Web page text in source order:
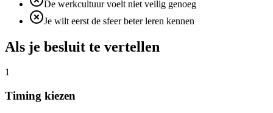
De werkcultuur voelt niet veilig genoeg
Je wilt eerst de sfeer beter leren kennen
Als je besluit te vertellen
1
Timing kiezen